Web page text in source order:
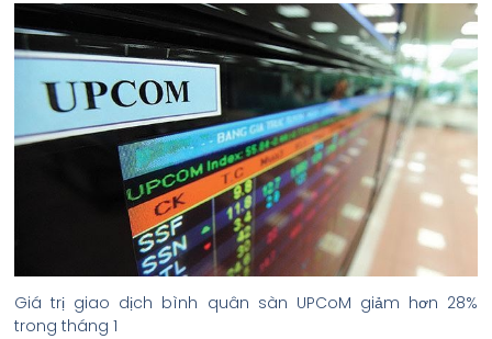
Giá trị giao dịch bình quân sàn UPCoM giảm hơn 28%
trong tháng 1